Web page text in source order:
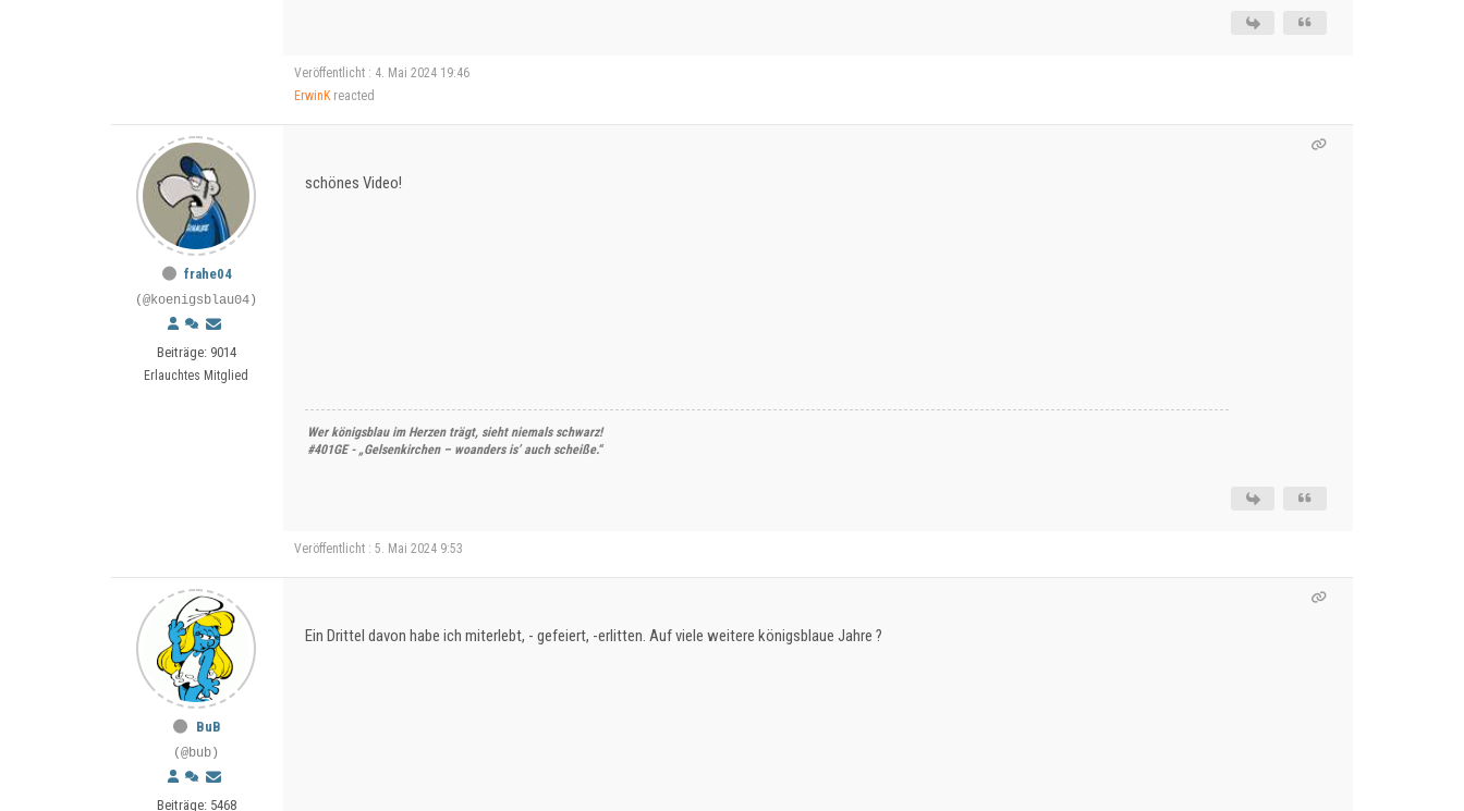
Veröffentlicht : 4. Mai 2024 19:46
ErwinKreacted
frahe04
(@koenigsblau04)
Beiträge: 9014
Erlauchtes Mitglied
schönes Video!
Wer königsblau im Herzen trägt, sieht niemals schwarz!
#401GE - „Gelsenkirchen – woanders is’ auch scheiße.“
Veröffentlicht : 5. Mai 2024 9:53
BuB
(@bub)
Beiträge: 5468
Ein Drittel davon habe ich miterlebt, - gefeiert, -erlitten. Auf viele weitere königsblaue Jahre ?